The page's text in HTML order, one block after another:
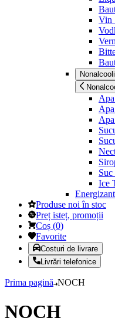
Vin
Ice
Energizant
Produse noi în stoc
Preț isteț, promoții
Coș (0)
Favorite
Costuri de livrare
Livrări telefonice
Prima pagină NOCH
NOCH